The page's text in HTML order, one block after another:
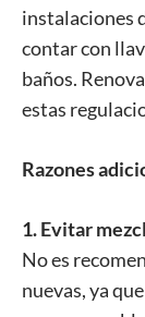
instalaciones
contar con
baños.
estas
Razones
1. Evitar
No es
nuevas, ya